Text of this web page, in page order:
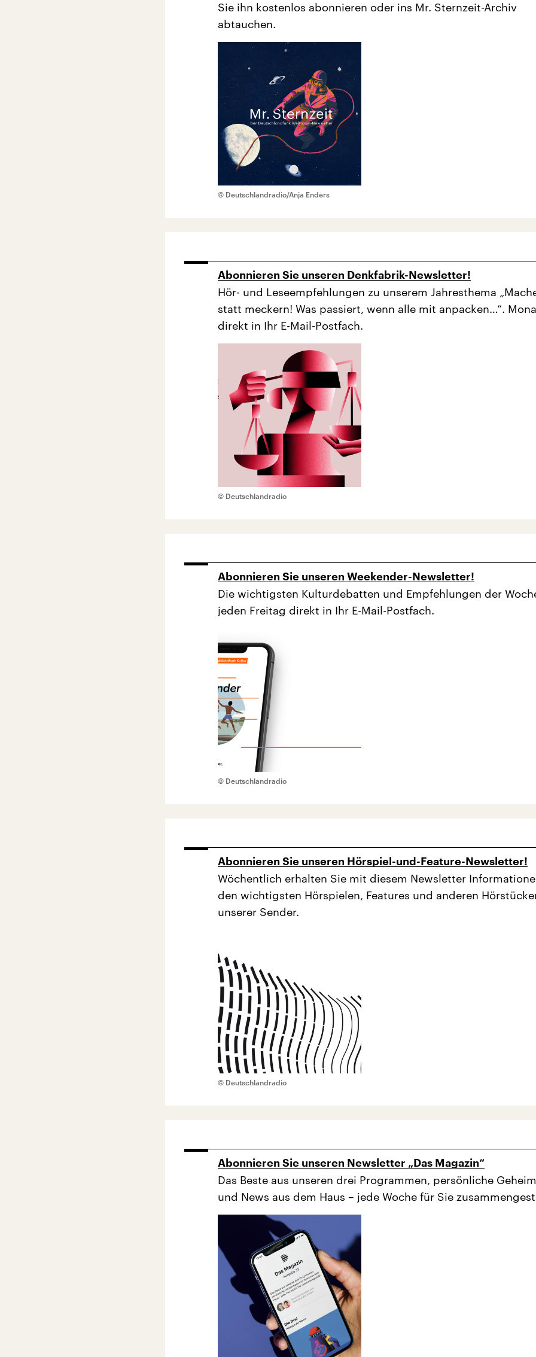
Sie ihn kostenlos abonnieren oder ins Mr. Sternzeit-Archiv
abtauchen.
© Deutschlandradio/Anja Enders
Abonnieren Sie unseren Denkfabrik-Newsletter!
Hör- und Leseempfehlungen zu unserem Jahresthema
statt meckern! Was passiert, wenn alle mit anpacken…“.
direkt in Ihr E-Mail-Postfach.
© Deutschlandradio
Abonnieren Sie unseren Weekender-Newsletter!
Die wichtigsten Kulturdebatten und Empfehlungen der
jeden Freitag direkt in Ihr E-Mail-Postfach.
© Deutschlandradio
Abonnieren Sie unseren Hörspiel-und-Feature-Newsletter!
Wöchentlich erhalten Sie mit diesem Newsletter
den wichtigsten Hörspielen, Features und anderen
unserer Sender.
© Deutschlandradio
Abonnieren Sie unseren Newsletter „Das Magazin“
Das Beste aus unseren drei Programmen, persönliche
und News aus dem Haus – jede Woche für Sie